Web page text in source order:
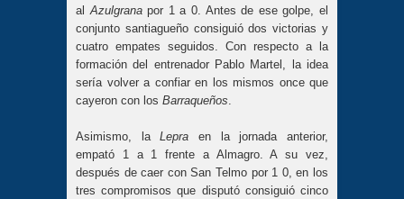
al Azulgranapor 1 a 0. Antes de ese golpe, el
conjunto santiagueño consiguió dos victorias y
cuatro empates seguidos. Con respecto a la
formación del entrenador Pablo Martel, la idea
sería volver a confiar en los mismos once que
cayeron con los Barraqueños
Asimismo, laLepra en la jornada anterior,
empató 1 a 1 frente a Almagro. A su vez,
después de caer con San Telmo por 1 0, en los
tres compromisos que disputó consiguió cinco